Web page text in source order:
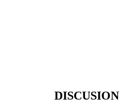
DISCUSION